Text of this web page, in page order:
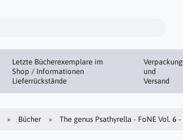
Letzte Bücherexemplare im
Shop / Informationen
Lieferrückstände
Verpackung
und
Versand
Bücher The genus Psathyrella - FoNE Vol. 6